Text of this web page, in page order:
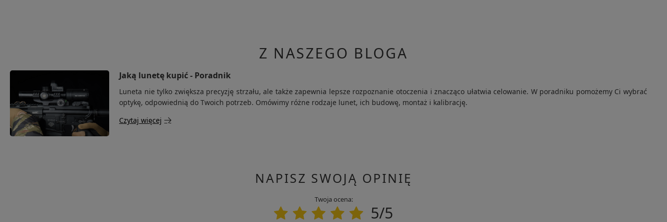
Twoje zamówienie jest kompletowane w magazynie. Niebawem zostanie przekazane do wysyłania.
Gotowe do wysłania:Twoje zamówienie zostało spakowane i oczekuje na odbiór przez kuriera.
Wstrzymane:Realizacja Twojego zamówienia została wstrzymana. Powodem może być brak zamówionego przez Ciebie towaru w
magazynie. Skontaktuj się z Biurem Obsługi Klienta.
Z NASZEGO BLOGA
Jaką lunetę kupić - Poradnik
Luneta nie tylko zwiększa precyzję strzału, ale także zapewnia lepsze rozpoznanie otoczenia i znacząco ułatwia celowanie. W poradniku pomożemy Ci wybrać
optykę, odpowiednią do Twoich potrzeb. Omówimy różne rodzaje lunet, ich budowę, montaż i kalibrację.
Czytaj więcej
NAPISZ SWOJĄ OPINIĘ
Twoja ocena:
5/5